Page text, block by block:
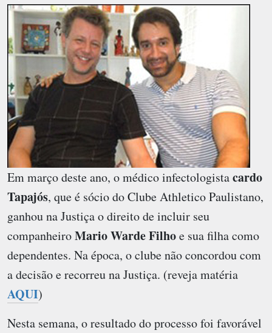
Em março deste ano, o médico infectologistacardo
Tapajós, que é sócio do Clube Athletico Paulistano,
ganhou na Justiça o direito de incluir seu
companheiroMario Warde Filhoe sua filha como
dependentes. Na época, o clube não concordou com
a decisão e recorreu na Justiça. (reveja matéria
AQUI)
Nesta semana, o resultado do processo foi favorável